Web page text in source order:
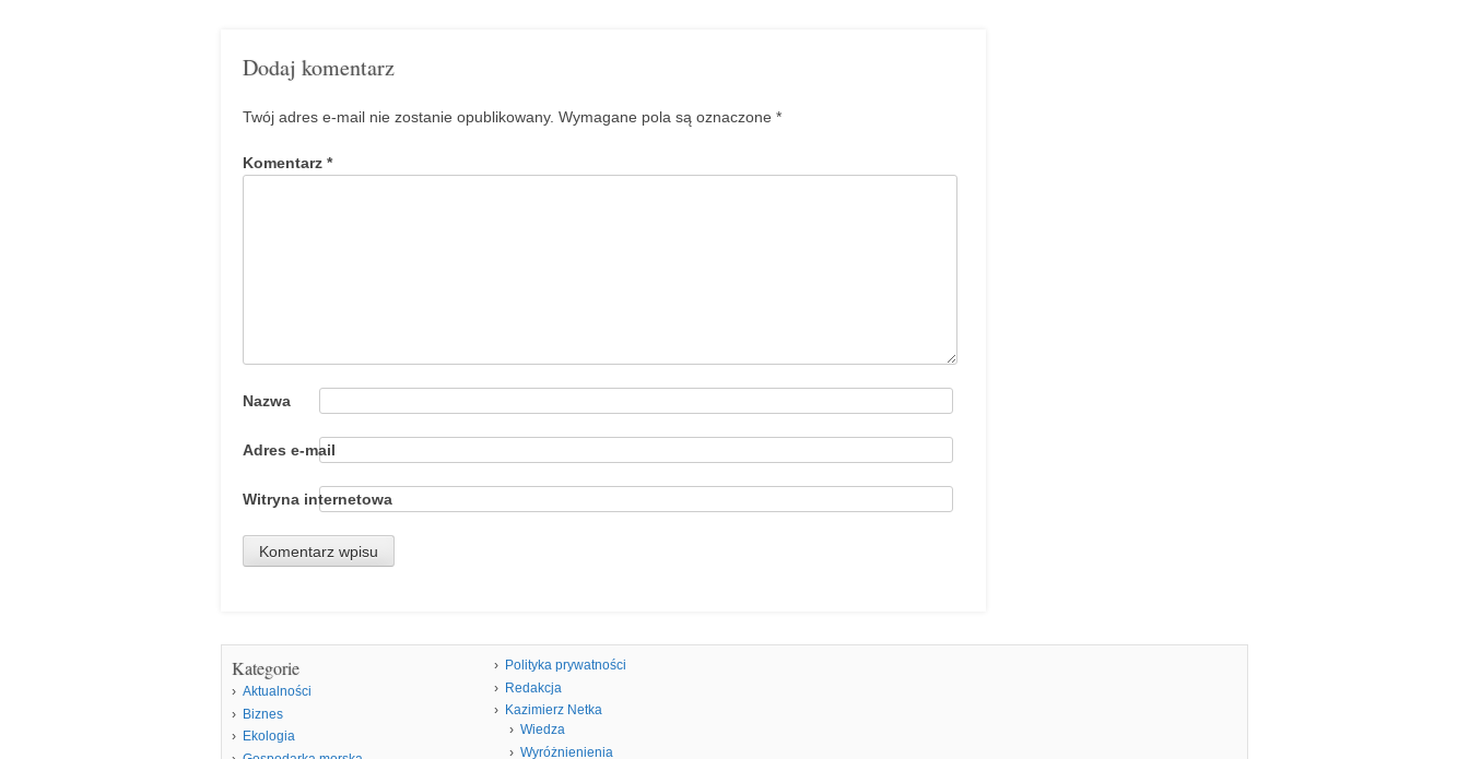
Dodaj komentarz
Twój adres e-mail nie zostanie opublikowany. Wymagane pola są oznaczone *
Komentarz *
Nazwa
Adres e-mail
Witryna internetowa
Kategorie
Aktualności
Biznes
Ekologia
Polityka prywatności
Redakcja
Kazimierz Netka
Wiedza
Wyróżnienienia